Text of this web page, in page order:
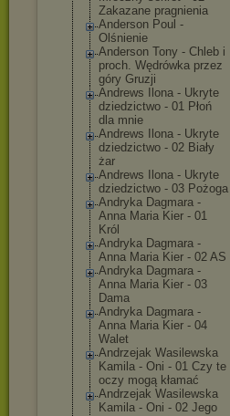
Zakazane pragnienia
Anderson Poul -
Olśnienie
Anderson Tony - Chleb i
proch. Wędrówka przez
góry Gruzji
Andrews Ilona - Ukryte
dziedzictwo - 01 Płoń
dla mnie
Andrews Ilona - Ukryte
dziedzictwo - 02 Biały
żar
Andrews Ilona - Ukryte
dziedzictwo - 03 Pożoga
Andryka Dagmara -
Anna Maria Kier - 01
Król
Andryka Dagmara -
Anna Maria Kier - 02 AS
Andryka Dagmara -
Anna Maria Kier - 03
Dama
Andryka Dagmara -
Anna Maria Kier - 04
Walet
Andrzejak Wasilewska
Kamila - Oni - 01 Czy te
oczy mogą kłamać
Andrzejak Wasilewska
Kamila - Oni - 02 Jego